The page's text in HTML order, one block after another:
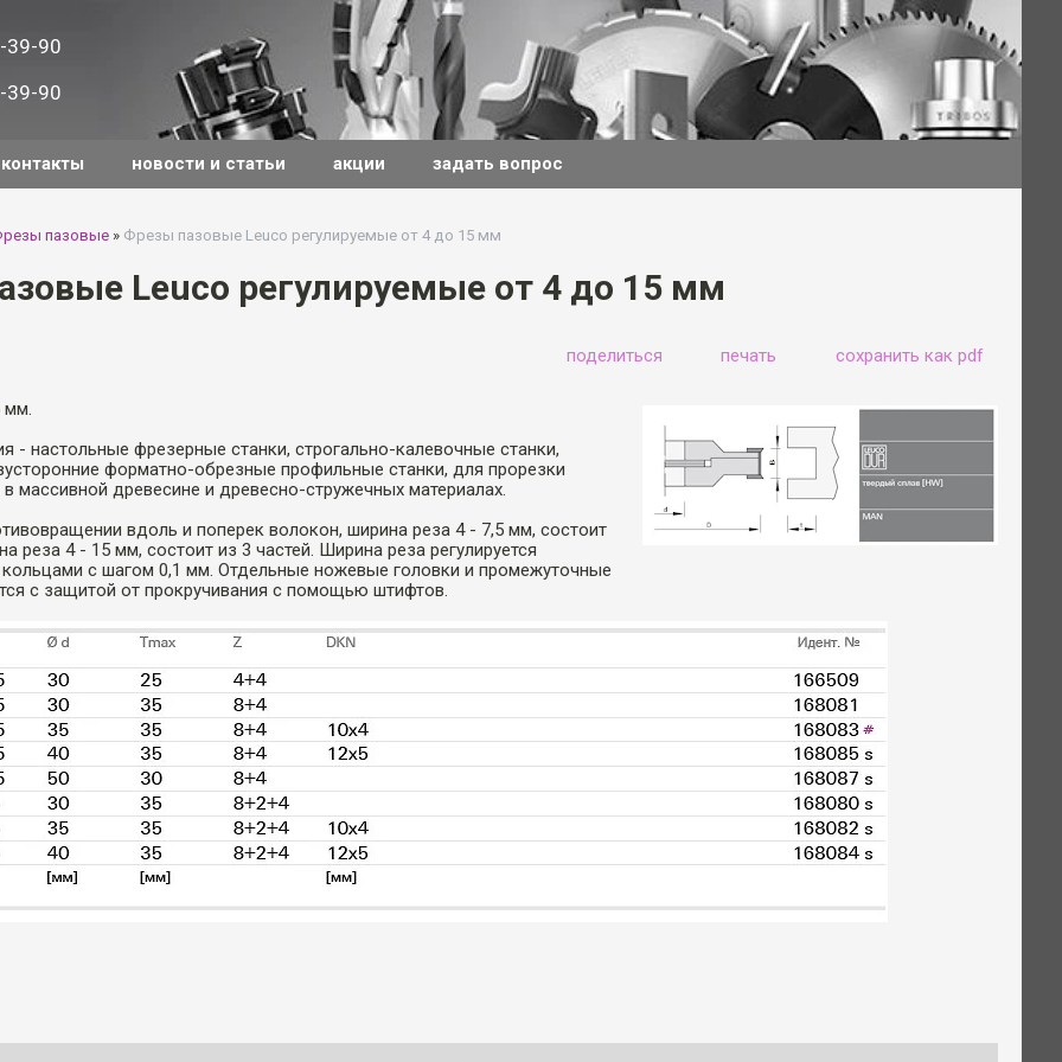
39-90
39-90
контакты новости и статьи акции задать вопрос
пазовые » Фрезы пазовые Leuco регулируемые от 4 до 15 мм
Leuco регулируемые от 4 до 15 мм
поделиться печать сохранить как pdf
мм.
- настольные фрезерные станки, строгально-калевочные станки,
форматно-обрезные профильные станки, для прорезки
массивной древесине и древесно-стружечных материалах.
вдоль и поперек волокон, ширина реза 4 - 7,5 мм, состоит
реза 4 - 15 мм, состоит из 3 частей. Ширина реза регулируется
с шагом 0,1 мм. Отдельные ножевые головки и промежуточные
с защитой от прокручивания с помощью штифтов.